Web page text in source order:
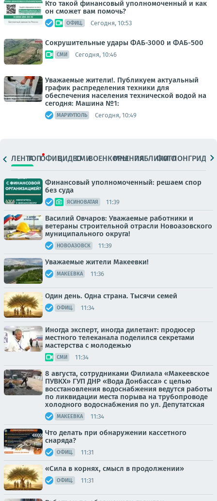
Кто такой финансовый уполномоченный и как
он сможет вам помочь?
ОФИЦ. Сегодня, 10:53
Сокрушительные удары ФАБ-3000 и ФАБ-500
СМИ Сегодня, 10:46
Уважаемые жители!. Публикуем актуальный
график распределения техники для
обеспечения населения технической водой на
сегодня: Машина №1:
МАРИУПОЛЬ Сегодня, 10:49
ЛЕНТАТОПОФИЦ.ВИДЕОСМИВОЕНКОРЫМНЕНИЯПАБЛИКИ
ФОТОЛОНГРИДЫ
Финансовый уполномоченный: решаем спор
без суда
ЯСИНОВАТАЯ 11:39
Василий Овчаров: Уважаемые работники и
ветераны строительной отрасли Новоазовского
муниципального округа!
НОВОАЗОВСК 11:39
Уважаемые жители Макеевки!
МАКЕЕВКА 11:36
Один день. Одна страна. Тысячи семей
ОФИЦ. 11:34
Иногда эксперт, иногда дилетант: продюсер
местного телеканала поделился секретами
мастерства с молодежью
СМИ 11:34
8 августа, сотрудниками Филиала «Макеевское
ПУВКХ» ГУП ДНР «Вода Донбасса» с целью
восстановления водоснабжения ведутся работы
по ликвидации места порыва на трубопроводе
холодного водоснабжения по ул. Депутатская
МАКЕЕВКА 11:34
Что делать при обнаружении кассетного
снаряда?
ОФИЦ. 11:31
«Сила в корнях, смысл в продолжении»
ОФИЦ. 11:31